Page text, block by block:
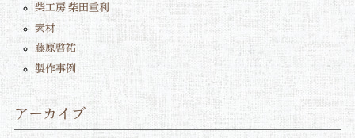
柴工房 柴田重利
素材
藤原啓祐
製作事例
アーカイブ